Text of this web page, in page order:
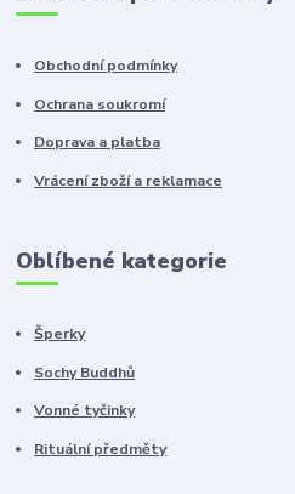
Obchodní podmínky
Ochrana soukromí
Doprava a platba
Vrácení zboží a reklamace
Oblíbené kategorie
Šperky
Sochy Buddhů
Vonné tyčinky
Rituální předměty